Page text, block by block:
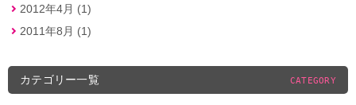
2012年4月 (1)
2011年8月 (1)
カテゴリー一覧 CATEGORY